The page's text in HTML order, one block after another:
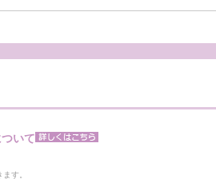
いて
す。